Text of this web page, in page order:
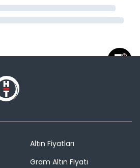
Altın Fiyatları
Gram Altın Fiyatı